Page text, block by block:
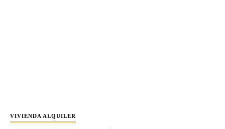
VIVIENDA ALQUILER